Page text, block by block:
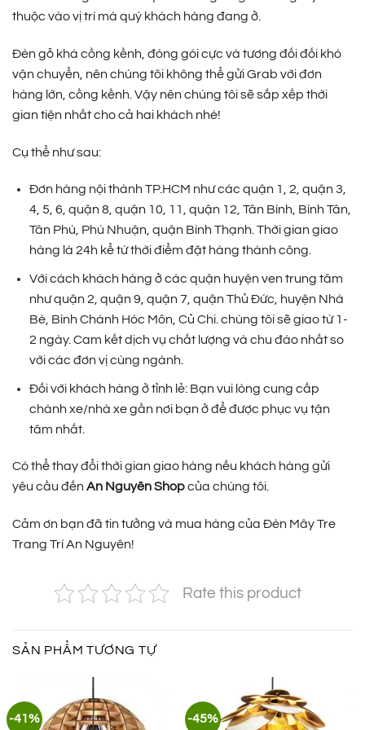
thuộc vào vị trí mà quý khách hàng đang ở.
Đèn gỗ khá cồng kềnh, đóng gói cực và tương đối đối khó
vận chuyển, nên chúng tôi không thể gửi Grab với đơn
hàng lớn, cồng kềnh. Vậy nên chúng tôi sẽ sắp xếp thời
gian tiện nhất cho cả hai khách nhé!
Cụ thể như sau:
Đơn hàng nội thành TP.HCM như các quận 1, 2, quận 3,
4, 5, 6, quận 8, quận 10, 11, quận 12, Tân Bình, Bình Tân,
Tân Phú, Phú Nhuận, quận Bình Thạnh. Thời gian giao
hàng là 24h kể từ thời điểm đặt hàng thành công.
Với cách khách hàng ở các quận huyện ven trung tâm
như quận 2, quận 9, quận 7, quận Thủ Đức, huyện Nhà
Bè, Bình Chánh Hóc Môn, Củ Chi. chúng tôi sẽ giao từ 1-
2 ngày. Cam kết dịch vụ chất lượng và chu đáo nhất so
với các đơn vị cùng ngành.
Đối với khách hàng ở tỉnh lẻ: Bạn vui lòng cung cấp
chành xe/nhà xe gần nơi bạn ở để được phục vụ tận
tâm nhất.
Có thể thay đổi thời gian giao hàng nếu khách hàng gửi
yêu cầu đến An Nguyên Shopcủa chúng tôi.
Cảm ơn bạn đã tin tưởng và mua hàng của Đèn Mây Tre
Trang Trí An Nguyên!
Rate this product
SẢN PHẨM TƯƠNG TỰ
-41% -45%